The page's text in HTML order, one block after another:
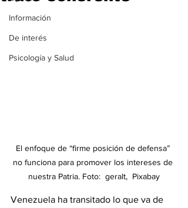
Información
De interés
Psicología y Salud
El enfoque de “firme posición de defensa”
no funciona para promover los intereses de
nuestra Patria. Foto:  geralt,  Pixabay
Venezuela ha transitado lo que va de